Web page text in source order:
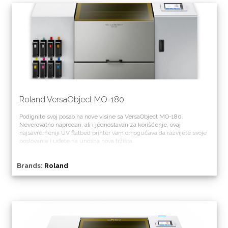
Roland VersaObject MO-180
Podignite svoj posao na nove visine sa VersaObject MO-180.
Neverovatno napredan, ali i jednostavan za korišćenje, ovaj
najsavremeniji UV flatbed printer vam omogućava da razvijete svoje
poslovanje i uđete na unosna nova tržišta.
Brands: Roland